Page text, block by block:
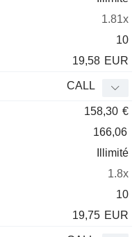
1.81x
10
19,58 EUR
CALL
158,30 €
166,06
Illimité
1.8x
10
19,75 EUR